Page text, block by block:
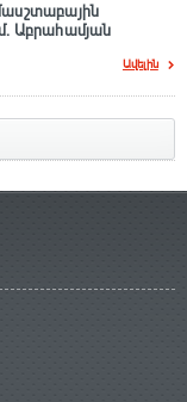
Աբրահամյան
Ավելին